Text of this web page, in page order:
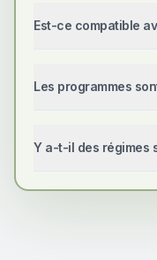
Est-ce compatible
Les programmes
Y a-t-il des régimes